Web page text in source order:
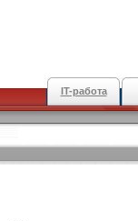
IT-работа